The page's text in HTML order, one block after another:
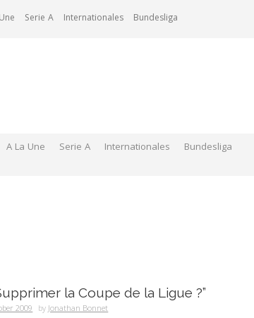
Serie A Internationales Bundesliga
A La Une Serie A Internationales Bundesliga
la Coupe de la Ligue ?”
2009 byJonathan Bonnet